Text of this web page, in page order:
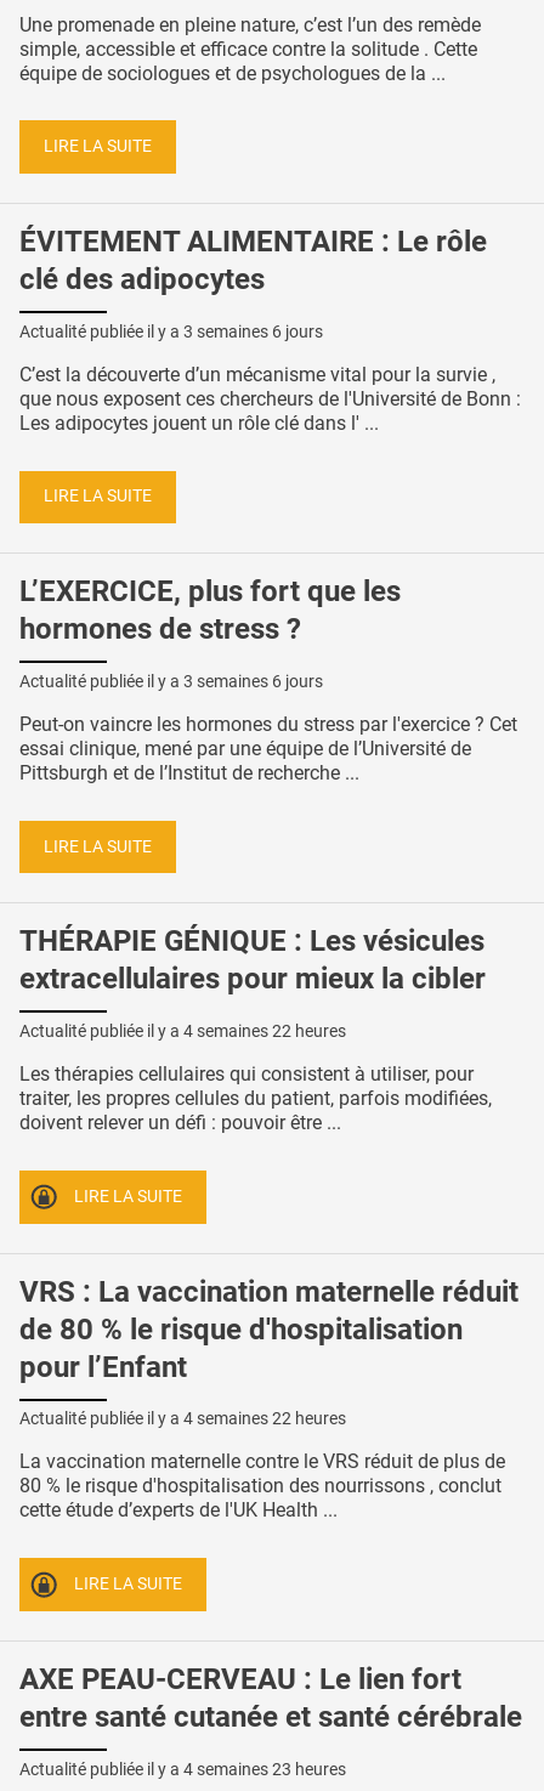
Une promenade en pleine nature, c’est l’un des remède
simple, accessible et efficace contre la solitude . Cette
équipe de sociologues et de psychologues de la ...
LIRE LA SUITE
ÉVITEMENT ALIMENTAIRE : Le rôle
clé des adipocytes
Actualité publiée il y a 3 semaines 6 jours
C’est la découverte d’un mécanisme vital pour la survie ,
que nous exposent ces chercheurs de l'Université de Bonn :
Les adipocytes jouent un rôle clé dans l' ...
LIRE LA SUITE
L’EXERCICE, plus fort que les
hormones de stress ?
Actualité publiée il y a 3 semaines 6 jours
Peut-on vaincre les hormones du stress par l'exercice ? Cet
essai clinique, mené par une équipe de l’Université de
Pittsburgh et de l’Institut de recherche ...
LIRE LA SUITE
THÉRAPIE GÉNIQUE : Les vésicules
extracellulaires pour mieux la cibler
Actualité publiée il y a 4 semaines 22 heures
Les thérapies cellulaires qui consistent à utiliser, pour
traiter, les propres cellules du patient, parfois modifiées,
doivent relever un défi : pouvoir être ...
LIRE LA SUITE
VRS : La vaccination maternelle réduit
de 80 % le risque d'hospitalisation
pour l’Enfant
Actualité publiée il y a 4 semaines 22 heures
La vaccination maternelle contre le VRS réduit de plus de
80 % le risque d'hospitalisation des nourrissons , conclut
cette étude d’experts de l'UK Health ...
LIRE LA SUITE
AXE PEAU-CERVEAU : Le lien fort
entre santé cutanée et santé cérébrale
Actualité publiée il y a 4 semaines 23 heures